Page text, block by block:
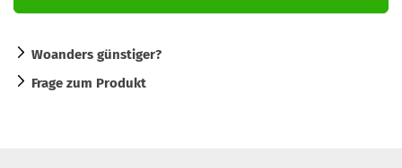
Woanders günstiger?
Frage zum Produkt